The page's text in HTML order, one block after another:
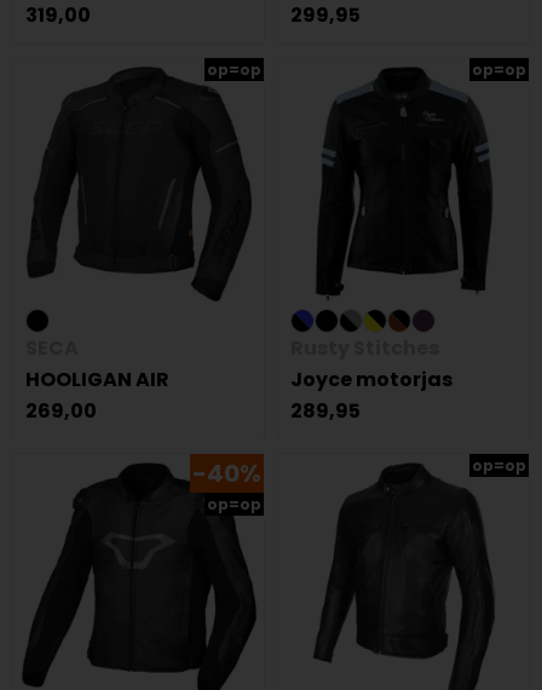
319,00
299,95
op=op
HOOLIGAN AIR
269,00
op=op
Joyce motorjas
289,95
-40%
op=op
op=op